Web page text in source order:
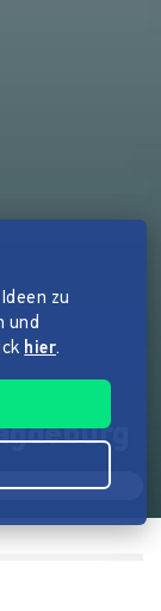
zu
und
hier.